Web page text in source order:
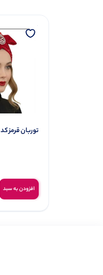
توربان قرمز کد 29
افزودن به سبد